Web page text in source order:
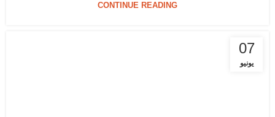
CONTINUE READING
07
يونيو